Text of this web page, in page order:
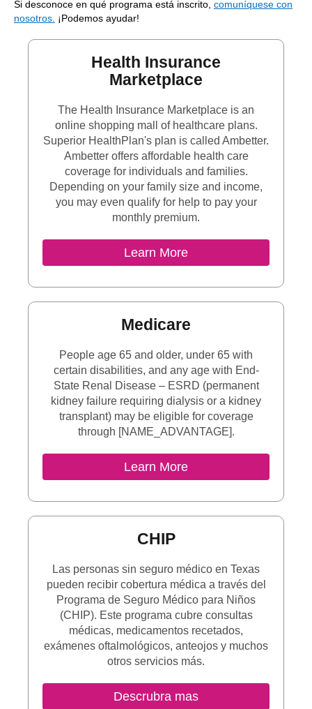
Si desconoce en qué programa está inscrito, comuníquese con
nosotros. ¡Podemos ayudar!
Health Insurance
Marketplace
The Health Insurance Marketplace is an
online shopping mall of healthcare plans.
Superior HealthPlan's plan is called Ambetter.
Ambetter offers affordable health care
coverage for individuals and families.
Depending on your family size and income,
you may even qualify for help to pay your
monthly premium.
Learn More
Medicare
People age 65 and older, under 65 with
certain disabilities, and any age with End-
State Renal Disease – ESRD (permanent
kidney failure requiring dialysis or a kidney
transplant) may be eligible for coverage
through [NAME_ADVANTAGE].
Learn More
CHIP
Las personas sin seguro médico en Texas
pueden recibir cobertura médica a través del
Programa de Seguro Médico para Niños
(CHIP). Este programa cubre consultas
médicas, medicamentos recetados,
exámenes oftalmológicos, anteojos y muchos
otros servicios más.
Descrubra mas